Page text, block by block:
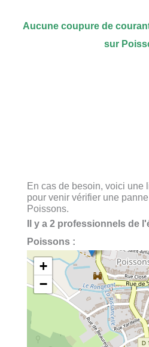
Aucune coupure de
sur
En cas de besoin, voici une
pour venir vérifier une
Poissons.
Il y a 2 professionnels de
Poissons :
+
−